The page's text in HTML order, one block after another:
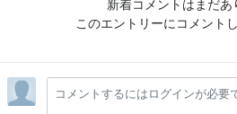
新着コメントはまだあ
このエントリーにコメント
コメントするにはログインが必要